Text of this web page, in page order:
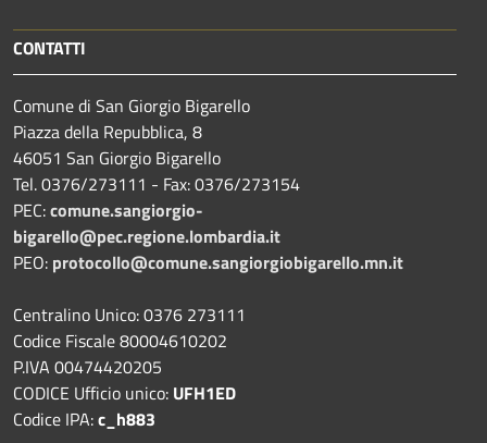
CONTATTI
Comune di San Giorgio Bigarello
Piazza della Repubblica, 8
46051 San Giorgio Bigarello
Tel. 0376/273111 - Fax: 0376/273154
PEC:comune.sangiorgio-
bigarello@pec.regione.lombardia.it
PEO: protocollo@comune.sangiorgiobigarello.mn.it
Centralino Unico: 0376 273111
Codice Fiscale 80004610202
P.IVA 00474420205
CODICE Ufficio unico: UFH1ED
Codice IPA:c_h883